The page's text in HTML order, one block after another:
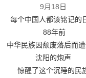
9月18日
每个中国人都该铭记的
88年前
中华民族因颓废落后而
沈阳的炮声
惊醒了这个沉睡的民